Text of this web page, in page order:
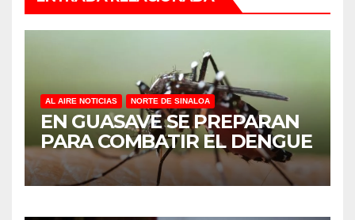
AL AIRE NOTICIAS NORTE DE SINALOA
EN GUASAVE SE PREPARAN
PARA COMBATIR EL DENGUE